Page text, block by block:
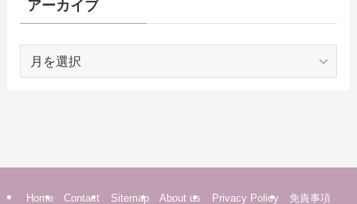
アーカイブ
Home Contact Sitemap About us Privacy Policy 免責事項